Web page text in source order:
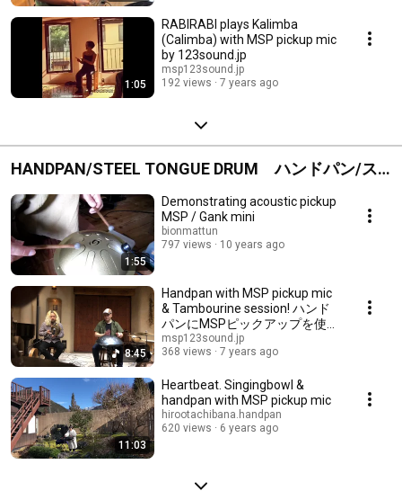
1:05
RABIRABI plays Kalimba
(Calimba) with MSP pickup mic
by 123sound.jp
msp123sound.jp
192 views
7 years ago
HANDPAN/STEEL TONGUE DRUM ハンドパン/ス
チールタングドラム
1:55
Demonstrating acoustic pickup
MSP / Gank mini
bionmattun
797 views
10 years ago
8:45
Handpan with MSP pickup mic
& Tambourine session! ハンド
パンにMSPピックアップを使っ
てライブ！
msp123sound.jp
368 views
7 years ago
11:03
Heartbeat. Singingbowl &
handpan with MSP pickup mic
hirootachibana.handpan
620 views
6 years ago